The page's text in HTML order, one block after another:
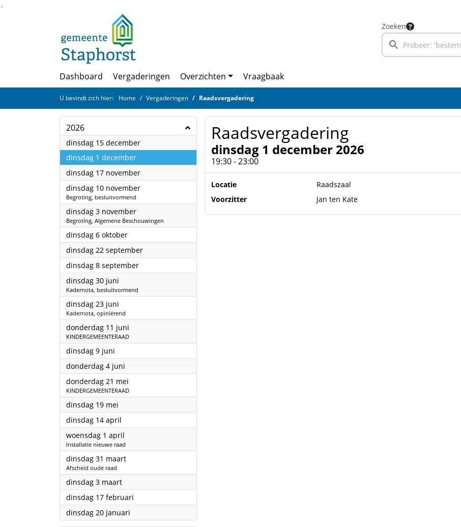
Ga naar de inhoud van deze pagina
Zoeken
Dashboard Vergaderingen Overzichten Vraagbaak
U bevindt zich hier: Home Vergaderingen Raadsvergadering
2026
dinsdag 15 december2026
dinsdag 1 december2026
dinsdag 17 november2026
dinsdag 10 november2026
Begroting, besluitvormend
dinsdag 3 november2026
Begroting, Algemene Beschouwingen
dinsdag 6 oktober2026
dinsdag 22 september2026
dinsdag 8 september2026
dinsdag 30 juni
Kadernota, besluitvormend
dinsdag 23 juni
Kadernota, opiniërend
donderdag 11 juni
KINDERGEMEENTERAAD
dinsdag 9 juni
donderdag 4 juni
donderdag 21 mei
KINDERGEMEENTERAAD
dinsdag 19 mei
dinsdag 14 april
woensdag 1 april
Installatie nieuwe raad
dinsdag 31 maart2026
Afscheid oude raad
dinsdag 3 maart2026
dinsdag 17 februari
dinsdag 20 januari
Raadsvergadering
dinsdag 1 december 2026
19:30 - 23:00
Locatie
Raadszaal
Voorzitter
Jan ten Kate